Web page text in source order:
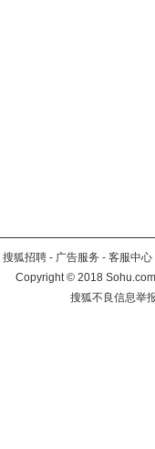
搜狐招聘 - 广告服务 - 客服中心
Copyright©2018
搜狐不良信息举